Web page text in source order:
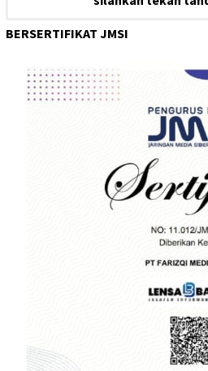
BERSERTIFIKAT JMSI